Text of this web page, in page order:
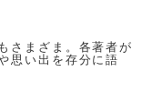
さまざま。各著者が
思い出を存分に語